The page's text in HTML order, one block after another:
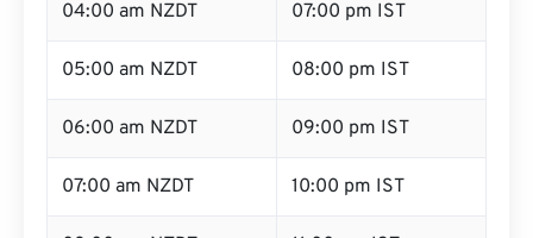
04:00 am NZDT 07:00 pm IST
05:00 am NZDT 08:00 pm IST
06:00 am NZDT 09:00 pm IST
07:00 am NZDT 10:00 pm IST